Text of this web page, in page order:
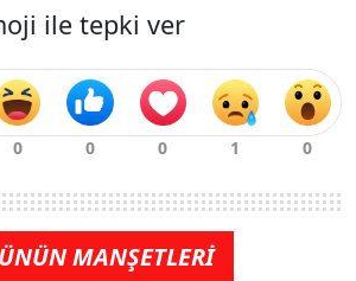
ile tepki ver
MANŞETLERİ